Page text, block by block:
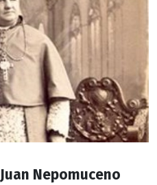
Juan Nepomuceno